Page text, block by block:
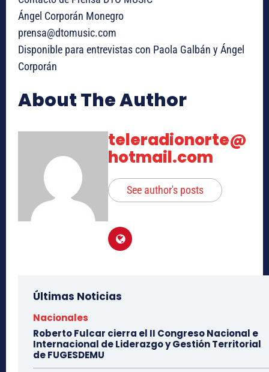
Ángel Corporán Monegro
prensa@dtomusic.com
Disponible para entrevistas con Paola Galbán y Ángel
Corporán
About The Author
teleradionorte@
hotmail.com
See author's posts
Últimas Noticias
Nacionales
Roberto Fulcar cierra el II Congreso Nacional e
Internacional de Liderazgo y Gestión Territorial
de FUGESDEMU